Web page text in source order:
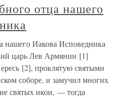
отца нашего
нашего Иакова Исповедника
царь Лев Армянин [1]
[2], проклятую святыми
соборе, и замучил многих
святых икон, — тогда